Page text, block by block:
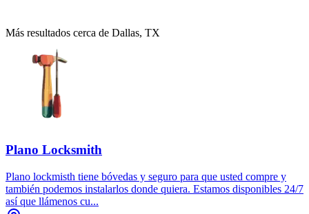
Más resultados cerca de Dallas, TX
Plano Locksmith
Plano lockmisth tiene bóvedas y seguro para que usted compre y
también podemos instalarlos donde quiera. Estamos disponibles 24/7
así que llámenos cu...